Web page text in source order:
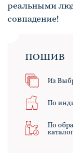
реальными
совпадение!
ПОШИВ
Из
По
По